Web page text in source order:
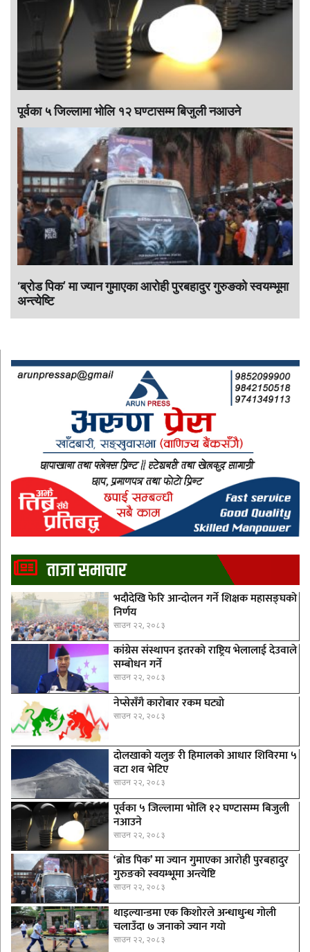
पूर्वका ५ जिल्लामा भाेलि १२ घण्टासम्म बिजुली नआउने
‘ब्रोड पिक’ मा ज्यान गुमाएका आराेही पुरबहादुर गुरुङको स्वयम्भूमा
अन्त्येष्टि
ताजा समाचार
भदौदेखि फेरि आन्दोलन गर्ने शिक्षक महासङ्घको
निर्णय
साउन २२, २०८३
कांग्रेस संस्थापन इतरको राष्ट्रिय भेलालाई देउवाले
सम्बोधन गर्ने
साउन २२, २०८३
नेप्सेसँगै काराेबार रकम घट्याे
साउन २२, २०८३
दोलखाको यलुङ री हिमालको आधार शिविरमा ५
वटा शव भेटिए
साउन २२, २०८३
पूर्वका ५ जिल्लामा भाेलि १२ घण्टासम्म बिजुली
नआउने
साउन २२, २०८३
‘ब्रोड पिक’ मा ज्यान गुमाएका आराेही पुरबहादुर
गुरुङको स्वयम्भूमा अन्त्येष्टि
साउन २२, २०८३
थाइल्यान्डमा एक किशोरले अन्धाधुन्ध गोली
चलाउँदा ७ जनाको ज्यान गयो
साउन २२, २०८३